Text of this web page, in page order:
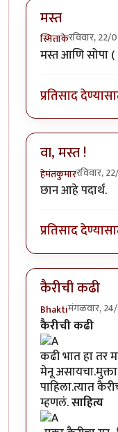
मस्त
स्मिताकेरविवार, 22/
मस्त आणि सोपा (
प्रतिसाद
वा, मस्त !
हेमंतकुमाररविवार,
छान आहे पदार्थ.
प्रतिसाद
कैरीची कढी
Bhaktiमंगळवार,
कैरीची कढी
कढी भात हा तर
मेनू
पाहिला.त्यात
म्हणलं.साहित्य